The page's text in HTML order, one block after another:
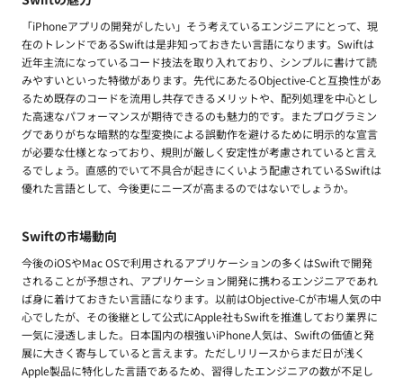
「iPhoneアプリの開発がしたい」そう考えているエンジニアにとって、現
在のトレンドであるSwiftは是非知っておきたい言語になります。Swiftは
近年主流になっているコード技法を取り入れており、シンプルに書けて読
みやすいといった特徴があります。先代にあたるObjective-Cと互換性があ
るため既存のコードを流用し共存できるメリットや、配列処理を中心とし
た高速なパフォーマンスが期待できるのも魅力的です。またプログラミン
グでありがちな暗黙的な型変換による誤動作を避けるために明示的な宣言
が必要な仕様となっており、規則が厳しく安定性が考慮されていると言え
るでしょう。直感的でいて不具合が起きにくいよう配慮されているSwiftは
優れた言語として、今後更にニーズが高まるのではないでしょうか。
Swiftの市場動向
今後のiOSやMac OSで利用されるアプリケーションの多くはSwiftで開発
されることが予想され、アプリケーション開発に携わるエンジニアであれ
ば身に着けておきたい言語になります。以前はObjective-Cが市場人気の中
心でしたが、その後継として公式にApple社もSwiftを推進しており業界に
一気に浸透しました。日本国内の根強いiPhone人気は、Swiftの価値と発
展に大きく寄与していると言えます。ただしリリースからまだ日が浅く
Apple製品に特化した言語であるため、習得したエンジニアの数が不足し